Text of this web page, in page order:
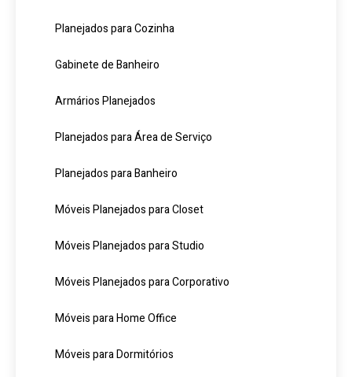
Planejados para Cozinha
Gabinete de Banheiro
Armários Planejados
Planejados para Área de Serviço
Planejados para Banheiro
Móveis Planejados para Closet
Móveis Planejados para Studio
Móveis Planejados para Corporativo
Móveis para Home Office
Móveis para Dormitórios